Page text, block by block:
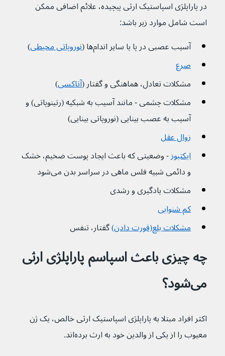
در پاراپلژی اسپاستیک ارثی پیچیده، علائم اضافی ممکن
است شامل موارد زیر باشد:
آسیب عصبی در پا یا سایر اندام‌ها (
نوروپاتی محیطی)
صرع
مشکلات تعادل، هماهنگی و گفتار (آتاکسی)
مشکلات چشمی - مانند آسیب به شبکیه (رتینوپاتی) و
آسیب به عصب بینایی (نوروپاتی بینایی)
زوال عقل
ایکتیوز - وضعیتی که باعث ایجاد پوست ضخیم، خشک
و دائمی شبیه فلس ماهی در سراسر بدن می‌شود
مشکلات یادگیری و رشدی
کم شنوایی
مشکلات بلع(قورت دادن) گفتار، تنفس
چه چیزی باعث اسپاسم پاراپلژی ارثی
می‌شود؟
اکثر افراد مبتلا به پاراپلژی اسپاستیک ارثی خالص، یک ژن
معیوب را از یکی از والدین خود به ارث برده‌اند.